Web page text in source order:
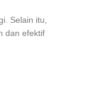
Selain itu,
dan efektif